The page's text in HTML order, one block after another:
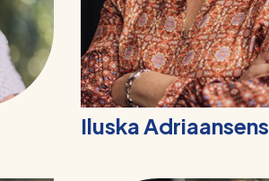
Iluska Adriaansens